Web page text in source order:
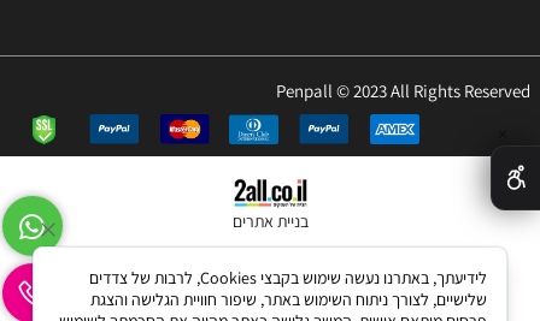
Penpall © 2023 All Rights Reserved
בניית אתרים
לידיעתך, באתרנו נעשה שימוש בקבצי Cookies, לרבות של צדדים
שלישיים, לצורך ניתוח השימוש באתר, שיפור חוויית הגלישה והצגת